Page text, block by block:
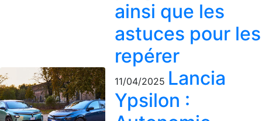
ainsi que les
astuces pour les
repérer
11/04/2025 Lancia
Ypsilon :